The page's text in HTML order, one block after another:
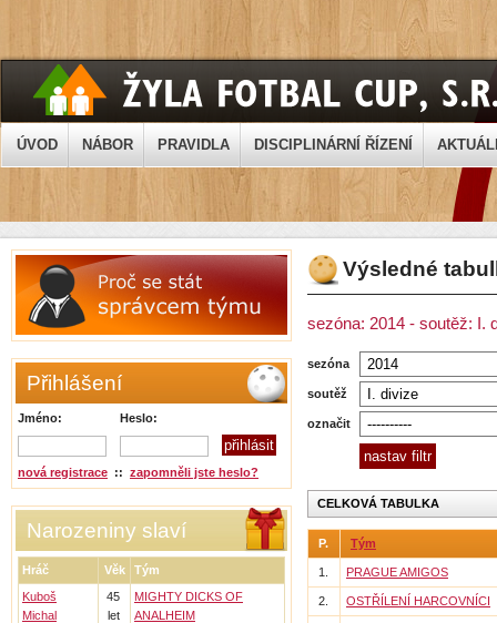
ÚVOD NÁBOR PRAVIDLA DISCIPLINÁRNÍ ŘÍZENÍ
Přihlášení
Jméno: Heslo:
nová registrace :: zapomněli jste heslo?
Narozeniny slaví
Hráč Věk
Tým
Kuboš
Michal
45
let
MIGHTY DICKS OF
ANALHEIM
Výsledné
sezóna: 2014 - soutěž: I.
sezóna
soutěž
označit
CELKOVÁ TABULKA
P. Tým
1. PRAGUE AMIGOS
2. OSTŘÍLENÍ HARCOVNÍCI